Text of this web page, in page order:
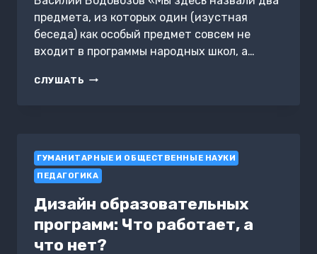
предмета, из которых один (изустная
беседа) как особый предмет совсем не
входит в программы народных школ, а…
СЛУШАТЬ БЕСЕДЫ
ГУМАНИТАРНЫЕ И ОБЩЕСТВЕННЫЕ НАУКИ
ПЕДАГОГИКА
Дизайн образовательных
программ: Что работает, а
что нет?